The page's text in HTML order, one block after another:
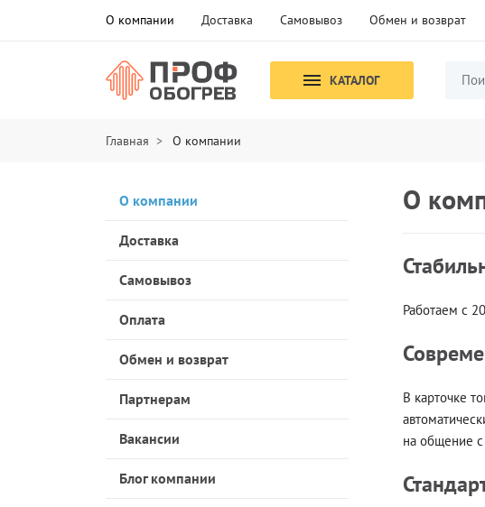
О компании Доставка Самовывоз Обмен и возврат
КАТАЛОГ
Главная О компании
О компании
Доставка
Самовывоз
Оплата
Обмен и возврат
Партнерам
Вакансии
Блог компании
О
Работаем с
В карточке
на общение